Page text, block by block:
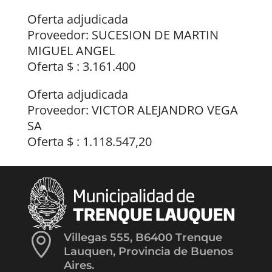
Oferta adjudicada
Proveedor: SUCESION DE MARTIN
MIGUEL ANGEL
Oferta $ : 3.161.400
Oferta adjudicada
Proveedor: VICTOR ALEJANDRO VEGA
SA
Oferta $ : 1.118.547,20

Villegas 555, B6400 Trenque
Lauquen, Provincia de Buenos
Aires.